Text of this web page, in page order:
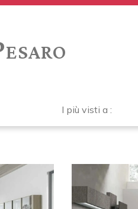
I più visti a :